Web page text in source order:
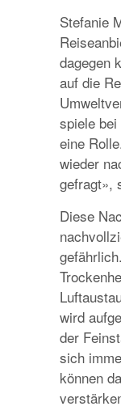
Stefanie
dagegen
auf die
spiele
eine
wieder
gefragt»,
Diese
wird
der
sich
können